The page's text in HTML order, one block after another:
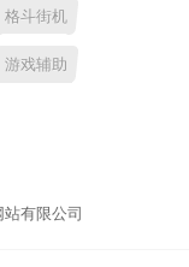
格斗街机
游戏辅助
有限公司